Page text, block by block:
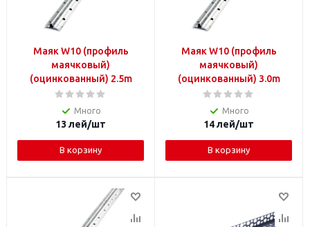
Маяк W10 (профиль
маячковый)
(оцинкованный) 2.5m
Много
13 лей/шт
В корзину
Маяк W10 (профиль
маячковый)
(оцинкованный) 3.0m
Много
14лей/шт
В корзину